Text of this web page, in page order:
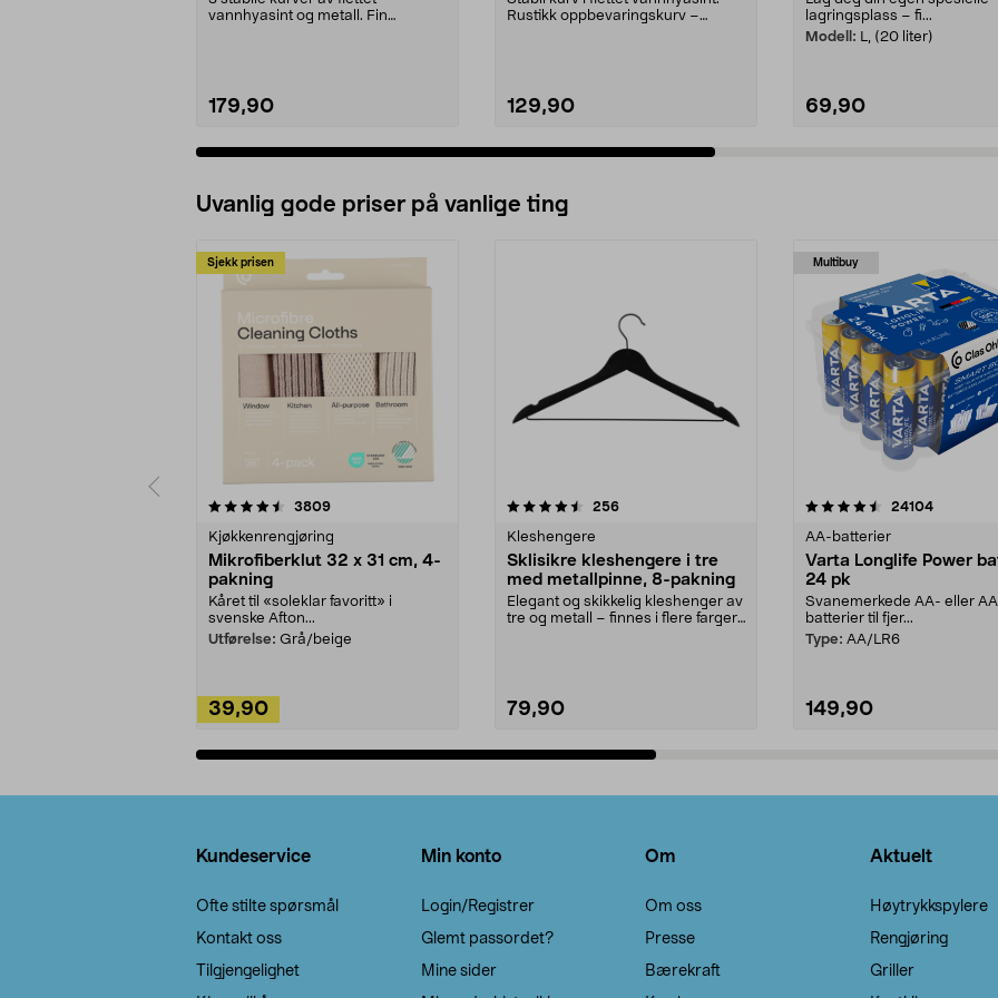
vannhyasint og metall. Fin
179,90
Rustikk oppbevaringskurv –
129,90
lagringsplass – fi...
Modell: L, (20 liter)
69,90
Uvanlig gode priser på vanlige ting
Sjekk prisen
3809anmeldelser
Kjøkkenrengjøring
Mikrofiberklut 32 x 31 cm, 4-
pakning
Kåret til «soleklar favoritt» i
svenske Afton...
Utførelse: Grå/beige
39,90
4.5av 5 stjerner 256anmeldelser
Kleshengere
Sklisikre kleshengere i tre
med metallpinne, 8-pakning
Elegant og skikkelig kleshenger av
tre og metall – finnes i flere farger.
79,90
Multibuy
4.5av 5 stjerner 24104
AA-batterier
Varta Longlife Power
24 pk
Svanemerkede AA- eller
batterier til fjer...
Type: AA/LR6
149,90
4.5av 5 stjerner
Kundeservice
Ofte stilte spørsmål
Kontakt oss
Tilgjengelighet
Min konto
Login/Registrer
Glemt passordet?
Mine sider
Om
Om oss
Presse
Bærekraft
Aktuelt
Høytrykkspylere
Rengjøring
Griller